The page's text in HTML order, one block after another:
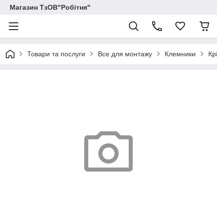
Магазин ТзОВ"Робітня"
Товари та послуги Все для монтажу Клемники